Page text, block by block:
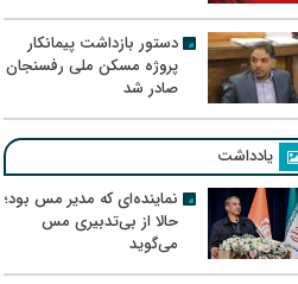
دستور بازداشت پیمانکار
پروژه مسکن ملی رفسنجان
صادر شد
یادداشت
نماینده‌ای که مدیر مس بود؛
حالا از بی‌تدبیری مس
می‌گوید